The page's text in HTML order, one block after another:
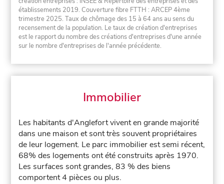
établissements 2019. Couverture fibre FTTH : ARCEP 4ème
trimestre 2025. Taux de chômage des 15 à 64 ans au sens du
recensement de la population. Le taux de création d'entreprises
est le rapport du nombre des créations d'entreprises d'une année
sur le nombre d'entreprises de l'année précédente.
Immobilier
Les habitants d'Anglefort vivent en grande majorité
dans une maison et sont très souvent propriétaires
de leur logement. Le parc immobilier est semi récent,
68% des logements ont été construits après 1970.
Les surfaces sont grandes, 83 % des biens
comportent 4 pièces ou plus.